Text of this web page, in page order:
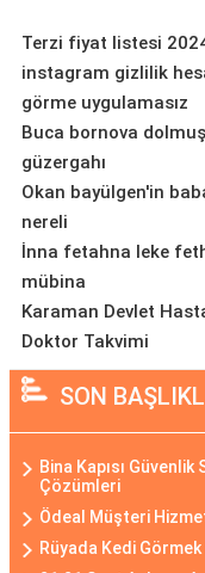
Terzi fiyat listesi
instagram gizlilik
görme uygulamasız
Buca bornova dolmuş
güzergahı
Okan bayülgen'in
nereli
İnna fetahna leke
mübina
Karaman Devlet
Doktor Takvimi
SON
Bina Kapısı
Çözümleri
Ödeal Müşteri
Rüyada Kedi